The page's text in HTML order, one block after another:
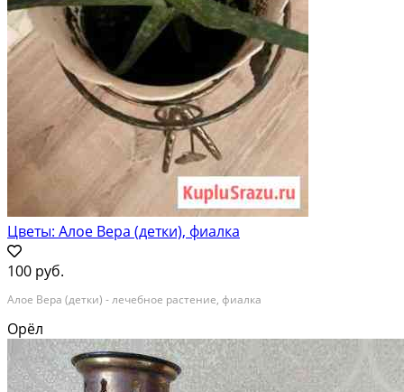
Цветы: Алое Вера (детки), фиалка
100 руб.
Алое Вера (детки) - лечебное растение, фиалка
Орёл